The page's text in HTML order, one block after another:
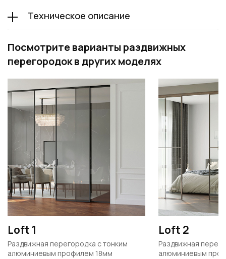
Техническое описание
Посмотрите варианты раздвижных
перегородок в других моделях
Loft 1
Раздвижная перегородка с тонким
алюминиевым профилем 18мм
Loft 2
Раздвижная
алюминиевым